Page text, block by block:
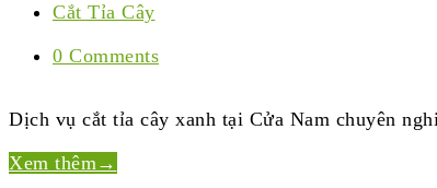
Cắt Tỉa Cây
0 Comments
Dịch vụ cắt tỉa cây xanh tại Cửa Nam chuyên
Xem thêm→